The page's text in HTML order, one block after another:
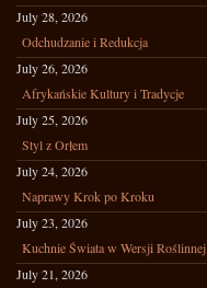
July 28, 2026
Odchudzanie i Redukcja
July 26, 2026
Afrykańskie Kultury i Tradycje
July 25, 2026
Styl z Orłem
July 24, 2026
Naprawy Krok po Kroku
July 23, 2026
Kuchnie Świata w Wersji Roślinnej
July 21, 2026